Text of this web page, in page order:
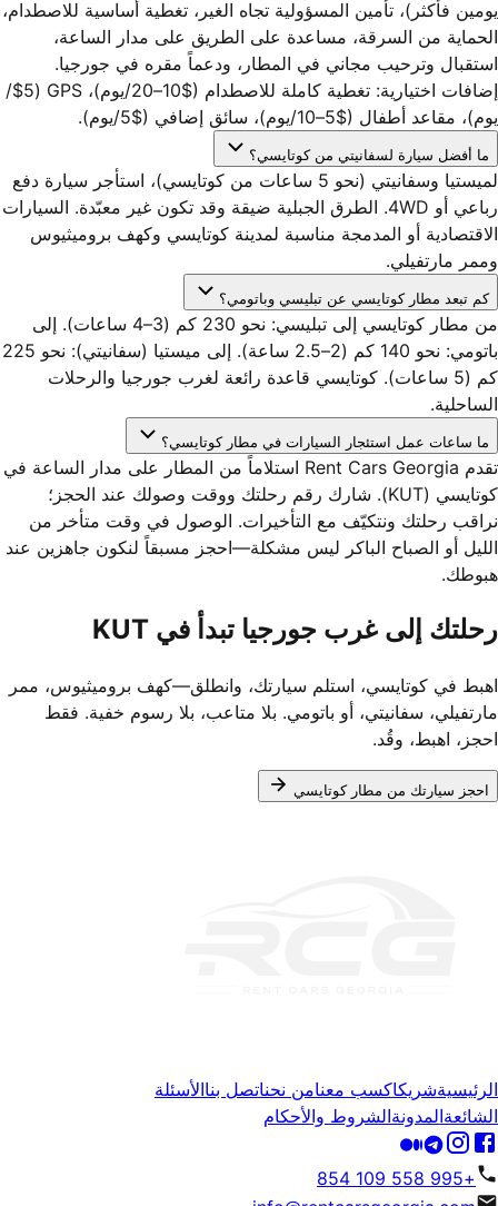
يومين فأكثر)، تأمين المسؤولية تجاه الغير، تغطية أساسية للاصطدام،
الحماية من السرقة، مساعدة على الطريق على مدار الساعة،
استقبال وترحيب مجاني في المطار، ودعماً مقره في جورجيا.
إضافات اختيارية: تغطية كاملة للاصطدام ($10–20/يوم)، GPS ($5/
يوم)، مقاعد أطفال ($5–10/يوم)، سائق إضافي ($5/يوم).
ما أفضل سيارة لسفانيتي من كوتايسي؟
لميستيا وسفانيتي (نحو 5 ساعات من كوتايسي)، استأجر سيارة دفع
رباعي أو 4WD. الطرق الجبلية ضيقة وقد تكون غير معبّدة. السيارات
الاقتصادية أو المدمجة مناسبة لمدينة كوتايسي وكهف بروميثيوس
وممر مارتفيلي.
كم تبعد مطار كوتايسي عن تبليسي وباتومي؟
من مطار كوتايسي إلى تبليسي: نحو 230 كم (3–4 ساعات). إلى
باتومي: نحو 140 كم (2–2.5 ساعة). إلى ميستيا (سفانيتي): نحو 225
كم (5 ساعات). كوتايسي قاعدة رائعة لغرب جورجيا والرحلات
الساحلية.
ما ساعات عمل استئجار السيارات في مطار كوتايسي؟
تقدم Rent Cars Georgia استلاماً من المطار على مدار الساعة في
كوتايسي (KUT). شارك رقم رحلتك ووقت وصولك عند الحجز؛
نراقب رحلتك ونتكيّف مع التأخيرات. الوصول في وقت متأخر من
الليل أو الصباح الباكر ليس مشكلة—احجز مسبقاً لنكون جاهزين عند
هبوطك.
رحلتك إلى غرب جورجيا تبدأ في KUT
اهبط في كوتايسي، استلم سيارتك، وانطلق—كهف بروميثيوس، ممر
مارتفيلي، سفانيتي، أو باتومي. بلا متاعب، بلا رسوم خفية. فقط
احجز، اهبط، وقُد.
احجز سيارتك من مطار كوتايسي
الرئيسيةشريكاكسب معنامن نحناتصل بناالأسئلة
الشائعةالمدونةالشروط والأحكام
+995 558 109 854